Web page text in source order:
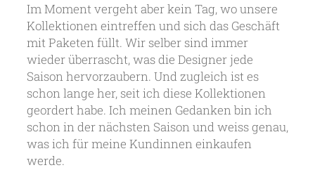
Im Moment vergeht aber kein Tag, wo unsere
Kollektionen eintreffen und sich das Geschäft
mit Paketen füllt. Wir selber sind immer
wieder überrascht, was die Designer jede
Saison hervorzaubern. Und zugleich ist es
schon lange her, seit ich diese Kollektionen
geordert habe. Ich meinen Gedanken bin ich
schon in der nächsten Saison und weiss genau,
was ich für meine Kundinnen einkaufen
werde.